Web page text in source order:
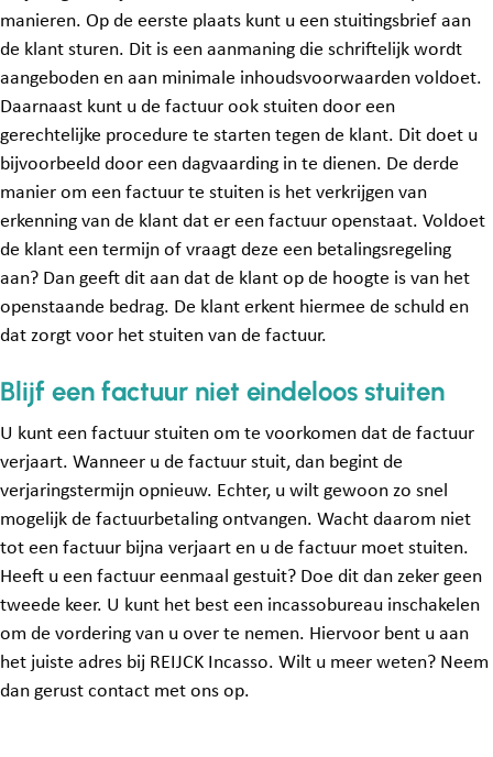
manieren. Op de eerste plaats kunt u een stuitingsbrief aan
de klant sturen. Dit is een aanmaning die schriftelijk wordt
aangeboden en aan minimale inhoudsvoorwaarden voldoet.
Daarnaast kunt u de factuur ook stuiten door een
gerechtelijke procedure te starten tegen de klant. Dit doet u
bijvoorbeeld door een dagvaarding in te dienen. De derde
manier om een factuur te stuiten is het verkrijgen van
erkenning van de klant dat er een factuur openstaat. Voldoet
de klant een termijn of vraagt deze een betalingsregeling
aan? Dan geeft dit aan dat de klant op de hoogte is van het
openstaande bedrag. De klant erkent hiermee de schuld en
dat zorgt voor het stuiten van de factuur.
Blijf een factuur niet eindeloos stuiten
U kunt een factuur stuiten om te voorkomen dat de factuur
verjaart. Wanneer u de factuur stuit, dan begint de
verjaringstermijn opnieuw. Echter, u wilt gewoon zo snel
mogelijk de factuurbetaling ontvangen. Wacht daarom niet
tot een factuur bijna verjaart en u de factuur moet stuiten.
Heeft u een factuur eenmaal gestuit? Doe dit dan zeker geen
tweede keer. U kunt het best een incassobureau inschakelen
om de vordering van u over te nemen. Hiervoor bent u aan
het juiste adres bij REIJCK Incasso. Wilt u meer weten? Neem
dan gerust contact met ons op.